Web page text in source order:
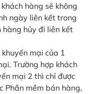
hàng sẽ không
ngày liên kết trong
hủy đi liên kết
mại của 1
Trường hợp khách
mại 2 thì chỉ được
Phần mềm bán hàng,